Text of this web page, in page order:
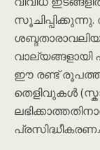
സൂചിപ്പിക്കുന്നു.
വാല്യങ്ങളായി
ഈ രണ്ട്
തെളിവുകൾ